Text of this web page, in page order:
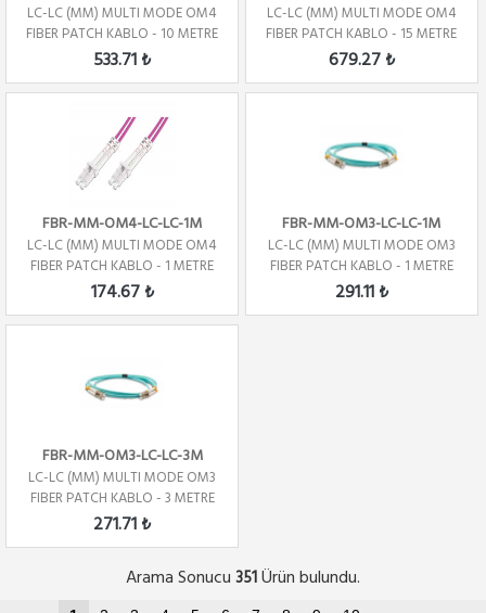
LC-LC (MM) MULTI MODE OM4
FIBER PATCH KABLO - 10 METRE
533.71 ₺
LC-LC (MM) MULTI MODE OM4
FIBER PATCH KABLO - 15 METRE
679.27 ₺
FBR-MM-OM4-LC-LC-1M
LC-LC (MM) MULTI MODE OM4
FIBER PATCH KABLO - 1 METRE
174.67 ₺
FBR-MM-OM3-LC-LC-1M
LC-LC (MM) MULTI MODE OM3
FIBER PATCH KABLO - 1 METRE
291.11 ₺
FBR-MM-OM3-LC-LC-3M
LC-LC (MM) MULTI MODE OM3
FIBER PATCH KABLO - 3 METRE
271.71 ₺
Arama Sonucu 351Ürün bulundu.